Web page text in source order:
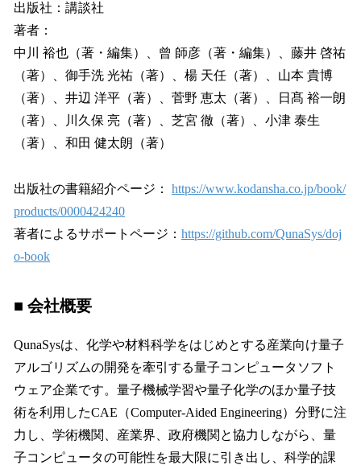
出版社：講談社
著者：
中川 裕也（著・編集）、曾 師彦（著・編集）、藤井 啓祐
（著）、御手洗 光祐（著）、楊 天任（著）、山本 貴博
（著）、井辺 洋平（著）、菅野 恵太（著）、日髙 裕一朗
（著）、川久保 亮（著）、芝宮 徹（著）、小津 泰生
（著）、和田 健太朗（著）
出版社の書籍紹介ページ： https://www.kodansha.co.jp/book/
products/0000424240
著者によるサポートページ： https://github.com/QunaSys/doj
o-book
■ 会社概要
QunaSysは、化学や材料科学をはじめとする産業向け量子
アルゴリズムの開発を牽引する量子コンピュータソフト
ウェア企業です。量子機械学習や量子化学のほか量子技
術を利用したCAE（Computer-Aided Engineering）分野に注
力し、学術機関、産業界、政府機関と協力しながら、量
子コンピュータの可能性を最大限に引き出し、科学的課